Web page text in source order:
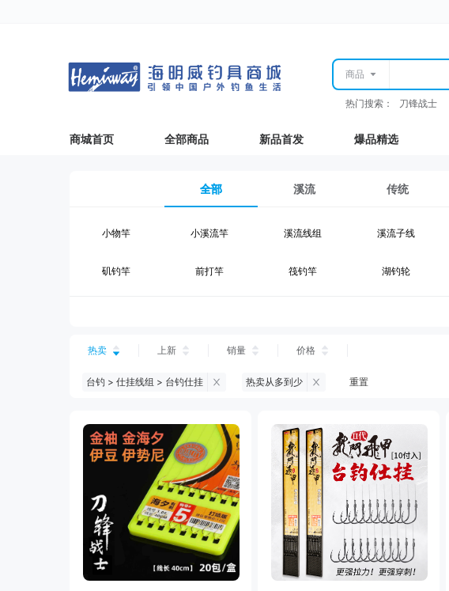
商品
热门搜索： 刀锋战士
商城首页 全部商品 新品首发 爆品精选
全部 溪流 传统
小物竿 小溪流竿 溪流线组 溪流子线
矶钓竿 前打竿 筏钓竿 湖钓轮
台钓仕挂 台钓钩
钓鱼伞 台钓服饰 台钓装备
黑坑浮漂 黑坑配件 黑坑钓灯
黑坑饵料 马口竿 路亚竿 雷强竿
路亚装备 海钓竿 海钓轮 海钓线
热卖 上新 销量 价格
台钓 > 仕挂线组 > 台钓仕挂 热卖从多到少 重置